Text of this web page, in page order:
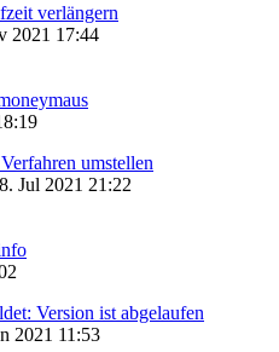
verlängern
2021 17:44
umstellen
Jul 2021 21:22
Version ist abgelaufen
2021 11:53